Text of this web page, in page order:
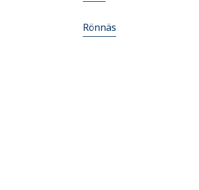
Rönnäs